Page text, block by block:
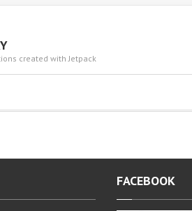
created with Jetpack
FACEBOOK